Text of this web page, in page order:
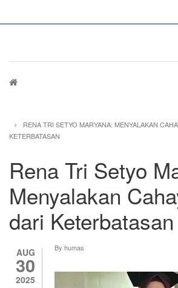
Breadcrumb
RENA TRI SETYO MARYANA: MENYALAKAN
KETERBATASAN
Rena Tri Setyo
Menyalakan
dari Keterbatasan
AUG
30
2025
By humas